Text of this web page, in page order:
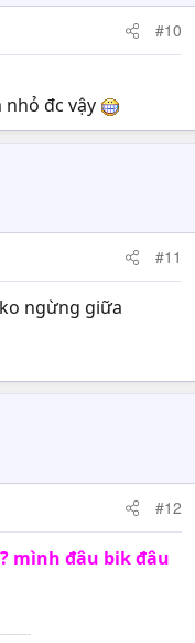
#10
nhỏ đc vậy
#11
ngừng giữa
#12
mình đâu bik đâu